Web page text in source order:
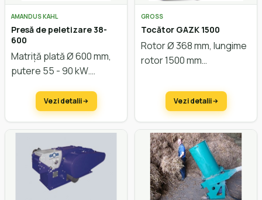
AMANDUS KAHL
Presă de peletizare 38-
600
Matriță plată Ø 600 mm,
putere 55 - 90 kW.
Vezi detalii
GROSS
Tocător GAZK 1500
Rotor Ø 368 mm, lungime
rotor 1500 mm
Vezi detalii